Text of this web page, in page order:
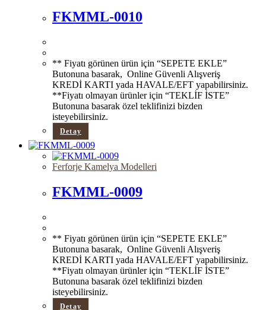
FKMML-0010
** Fiyatı görünen ürün için “SEPETE EKLE”
Butonuna basarak, Online Güvenli Alışveriş
KREDİ KARTI yada HAVALE/EFT yapabilirsiniz.
**Fiyatı olmayan ürünler için “TEKLİF İSTE”
Butonuna basarak özel teklifinizi bizden
isteyebilirsiniz.
Detay
Ferforje Kamelya Modelleri
FKMML-0009
** Fiyatı görünen ürün için “SEPETE EKLE”
Butonuna basarak, Online Güvenli Alışveriş
KREDİ KARTI yada HAVALE/EFT yapabilirsiniz.
**Fiyatı olmayan ürünler için “TEKLİF İSTE”
Butonuna basarak özel teklifinizi bizden
isteyebilirsiniz.
Detay